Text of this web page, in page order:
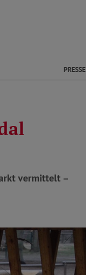
PRESSE
vermittelt –